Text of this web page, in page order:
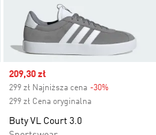
Sale price
209,30 zł
299 zł Najniższa cena -30%
299 zł Cena oryginalna
Buty VL Court 3.0